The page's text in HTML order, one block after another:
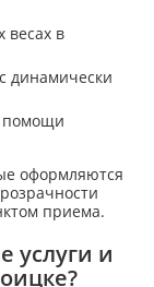
весах в
динамически
помощи
оформляются
приема.
услуги и